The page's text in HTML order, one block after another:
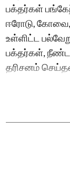
பக்தர்கள்
ஈரோடு, கோவை,
உள்ளிட்ட
பக்தர்கள், நீண்ட
தரிசனம்